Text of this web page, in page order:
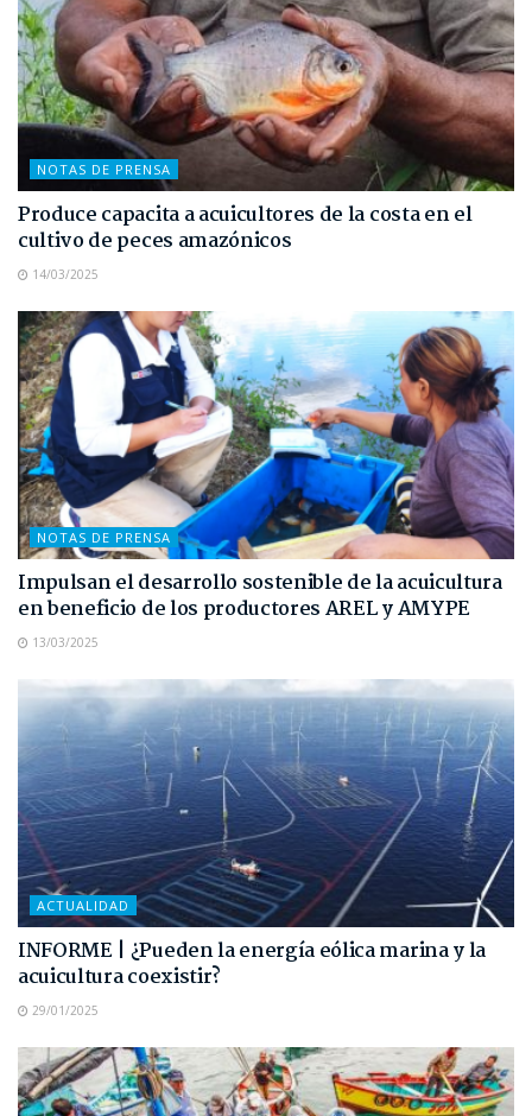
NOTAS DE PRENSA
Produce capacita a acuicultores de la costa en el
cultivo de peces amazónicos
14/03/2025
NOTAS DE PRENSA
Impulsan el desarrollo sostenible de la acuicultura
en beneficio de los productores AREL y AMYPE
13/03/2025
ACTUALIDAD
INFORME | ¿Pueden la energía eólica marina y la
acuicultura coexistir?
29/01/2025